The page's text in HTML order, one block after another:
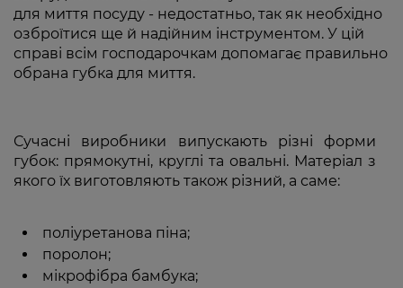
для миття посуду - недостатньо, так як необхідно
озброїтися ще й надійним інструментом. У цій
справі всім господарочкам допомагає правильно
обрана губка для миття.
Сучасні виробники випускають різні форми
губок: прямокутні, круглі та овальні. Матеріал з
якого їх виготовляють також різний, а саме:
поліуретанова піна;
поролон;
мікрофібра бамбука;